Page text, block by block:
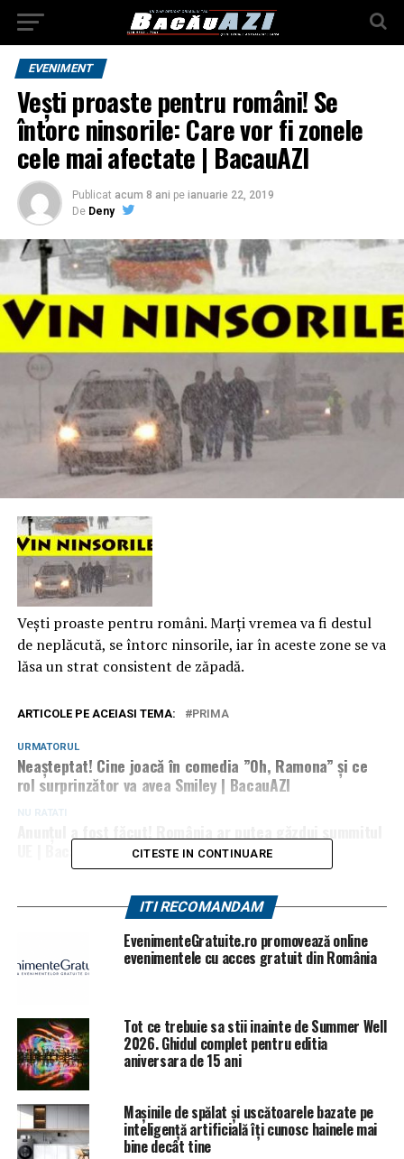
EVENIMENT
Vești proaste pentru români! Se
întorc ninsorile: Care vor fi zonele
cele mai afectate | BacauAZI
Publicat acum 8 ani pe ianuarie 22, 2019
De Deny
Vești proaste pentru români. Marți vremea va fi destul
de neplăcută, se întorc ninsorile, iar în aceste zone se va
lăsa un strat consistent de zăpadă.
ARTICOLE PE ACEIASI TEMA: PRIMA
URMATORUL
Neașteptat! Cine joacă în comedia ”Oh, Ramona” și ce
rol surprinzător va avea Smiley | BacauAZI
NU RATATI
CITESTE IN CONTINUARE
ITI RECOMANDAM
EvenimenteGratuite.ro promovează online
evenimentele cu acces gratuit din România
Tot ce trebuie sa stii inainte de Summer Well
2026. Ghidul complet pentru editia
aniversara de 15 ani
Mașinile de spălat și uscătoarele bazate pe
inteligență artificială îți cunosc hainele mai
bine decât tine